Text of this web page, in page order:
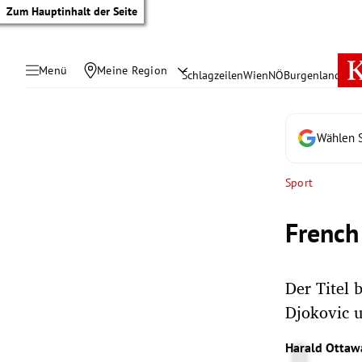
Zum Hauptinhalt der Seite
Menü Meine Region SchlagzeilenWienNÖBurgenland
Wählen
Sport
Der Titel
Djokovic
Harald